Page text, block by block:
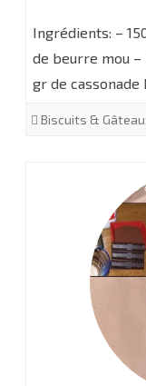
Ingrédients: –
de beurre mou –
gr de
Biscuits &